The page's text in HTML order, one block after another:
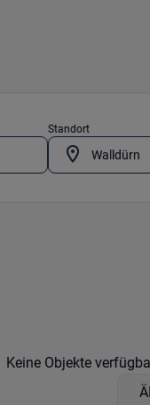
Standort
Keine Objekte